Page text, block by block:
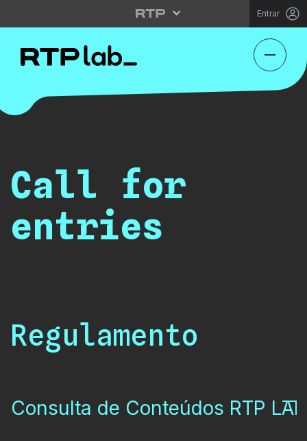
Entrar
Call for
entries
Regulamento
Consulta de Conteúdos RTP